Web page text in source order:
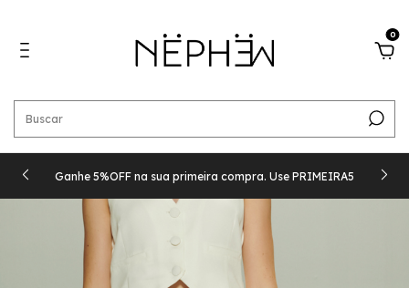
0
Ganhe 5%OFF na sua primeira compra. Use PRIMEIRA5